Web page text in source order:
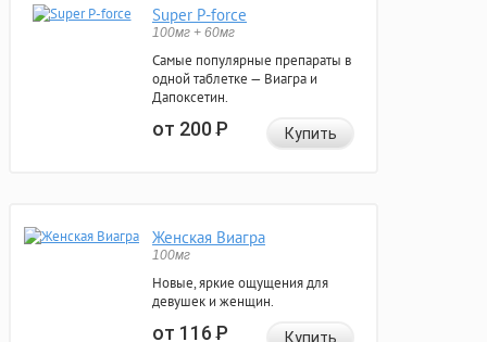
Super P-force
100мг + 60мг
Самые популярные препараты в
одной таблетке — Виагра и
Дапоксетин.
от 200Р Купить
Женская Виагра
100мг
Новые, яркие ощущения для
девушек и женщин.
от 116Р Купить